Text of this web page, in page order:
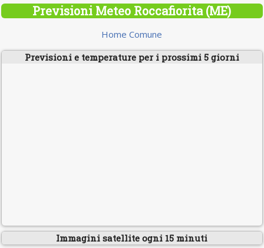
Previsioni Meteo Roccafiorita (ME)
Home Comune
Previsioni e temperature per i prossimi 5 giorni
Immagini satellite ogni 15 minuti